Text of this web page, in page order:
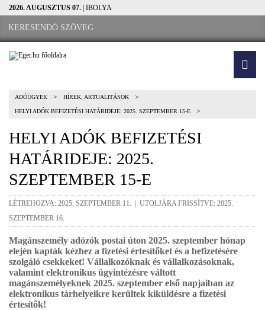
2026. AUGUSZTUS 07. | IBOLYA
ADÓÜGYEK > HÍREK, AKTUALITÁSOK >
HELYI ADÓK BEFIZETÉSI HATÁRIDEJE: 2025. SZEPTEMBER 15-E >
HELYI ADÓK BEFIZETÉSI
HATÁRIDEJE: 2025.
SZEPTEMBER 15-E
LÉTREHOZVA: 2025. SZEPTEMBER 11. | UTOLJÁRA FRISSÍTVE: 2025.
SZEPTEMBER 16.
Magánszemély adózók postai úton 2025. szeptember hónap
elején kapták kézhez a fizetési értesítőket és a befizetésére
szolgáló csekkeket! Vállalkozóknak és vállalkozásoknak,
valamint elektronikus ügyintézésre váltott
magánszemélyeknek 2025. szeptember első napjaiban az
elektronikus tárhelyeikre kerültek kiküldésre a fizetési
értesítők!